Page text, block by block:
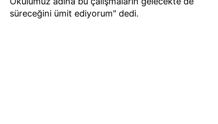
süreceğini ümit ediyorum" dedi.